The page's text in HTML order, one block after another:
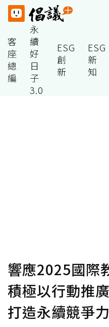
客
座
總
編
永
續
好
日
子
3.0
ESG
創
新
ESG
新
知
響應2025國際
積極以行動推
打造永續競爭力